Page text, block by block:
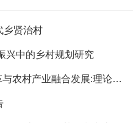
，推动乡村治理的制度
应当完善乡村治理规范
规范，推进治理规范法
过转变政府职能、改善
乡贤治村
兴中的乡村规划研究
曹倩 陈文胜:农村“三变”改革与农村产业融合发展:理论逻辑和